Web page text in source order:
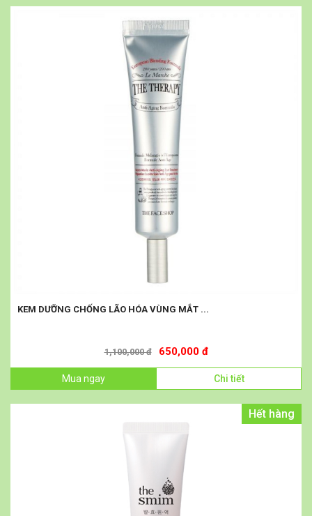
KEM DƯỠNG CHỐNG LÃO HÓA VÙNG MẮT ...
1,100,000 đ 650,000 đ
Mua ngay Chi tiết
Hết hàng